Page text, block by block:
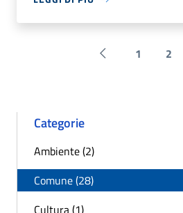
Pagina precedente
1 2
Categorie
Ambiente (2)
Comune (28)
Cultura (1)